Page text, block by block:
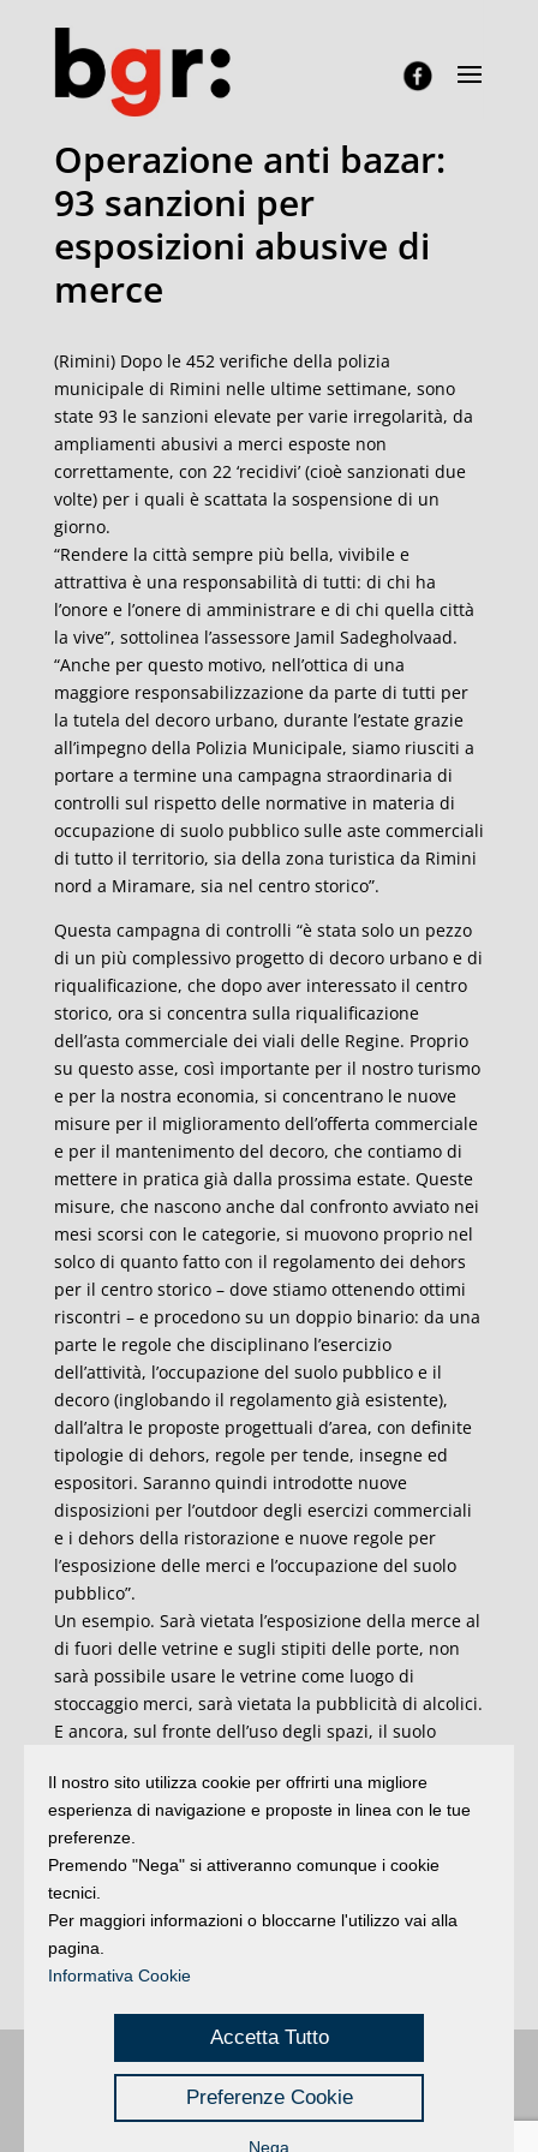
Operazione anti bazar:
93 sanzioni per
esposizioni abusive di
merce
(Rimini) Dopo le 452 verifiche della polizia
municipale di Rimini nelle ultime settimane, sono
state 93 le sanzioni elevate per varie irregolarità, da
ampliamenti abusivi a merci esposte non
correttamente, con 22 ‘recidivi’ (cioè sanzionati due
volte) per i quali è scattata la sospensione di un
giorno.
“Rendere la città sempre più bella, vivibile e
attrattiva è una responsabilità di tutti: di chi ha
l’onore e l’onere di amministrare e di chi quella città
la vive”, sottolinea l’assessore Jamil Sadegholvaad.
“Anche per questo motivo, nell’ottica di una
maggiore responsabilizzazione da parte di tutti per
la tutela del decoro urbano, durante l’estate grazie
all’impegno della Polizia Municipale, siamo riusciti a
portare a termine una campagna straordinaria di
controlli sul rispetto delle normative in materia di
occupazione di suolo pubblico sulle aste commerciali
di tutto il territorio, sia della zona turistica da Rimini
nord a Miramare, sia nel centro storico”.
Questa campagna di controlli “è stata solo un pezzo
di un più complessivo progetto di decoro urbano e di
riqualificazione, che dopo aver interessato il centro
storico, ora si concentra sulla riqualificazione
dell’asta commerciale dei viali delle Regine. Proprio
su questo asse, così importante per il nostro turismo
e per la nostra economia, si concentrano le nuove
misure per il miglioramento dell’offerta commerciale
e per il mantenimento del decoro, che contiamo di
mettere in pratica già dalla prossima estate. Queste
misure, che nascono anche dal confronto avviato nei
mesi scorsi con le categorie, si muovono proprio nel
solco di quanto fatto con il regolamento dei dehors
per il centro storico – dove stiamo ottenendo ottimi
riscontri – e procedono su un doppio binario: da una
parte le regole che disciplinano l’esercizio
dell’attività, l’occupazione del suolo pubblico e il
decoro (inglobando il regolamento già esistente),
dall’altra le proposte progettuali d’area, con definite
tipologie di dehors, regole per tende, insegne ed
espositori. Saranno quindi introdotte nuove
disposizioni per l’outdoor degli esercizi commerciali
e i dehors della ristorazione e nuove regole per
l’esposizione delle merci e l’occupazione del suolo
pubblico”.
Un esempio. Sarà vietata l’esposizione della merce al
di fuori delle vetrine e sugli stipiti delle porte, non
sarà possibile usare le vetrine come luogo di
stoccaggio merci, sarà vietata la pubblicità di alcolici.
E ancora, sul fronte dell’uso degli spazi, il suolo
pubblico, ci sarà una percentuale massima di
espositori che sarà possibile posizionare e dovrà
essere mantenuta una fascia libera di rispetto sul
marciapiede. Queste sono solo alcuni degli interventi
mirati che vogliamo introdurre e che, con la
collaborazione degli esercenti, saranno
indispensabili per riqualificare la spina commerciale
che gravita e opera lungo i viali delle Regine”.
Buongiorno:Riminié una testata registrata presso il Tribunale di Rimini
registrazione n. 2 /28/02/2012| © 2024 buongiornoRimini
Privacy | Credits
Il nostro sito utilizza cookie per offrirti una migliore
esperienza di navigazione e proposte in linea con le tue
preferenze.
Premendo "Nega" si attiveranno comunque i cookie
tecnici.
Per maggiori informazioni o bloccarne l'utilizzo vai alla
pagina.
Informativa Cookie
Accetta Tutto
Preferenze Cookie
Nega